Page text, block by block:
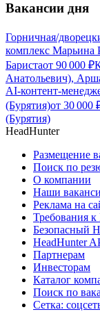
Вакансии дня
Горничная/
комплекс
Баристаот 90 000 ₽
Анатольевич),
AI-контент-
(Бурятия)от 30 000
(Бурятия)
HeadHunter
Размещение
Поиск по
О компании
Наши
Реклама на
Требования
Безопасный
HeadHunter
Партнерам
Инвесторам
Каталог
Поиск по
Сетка: